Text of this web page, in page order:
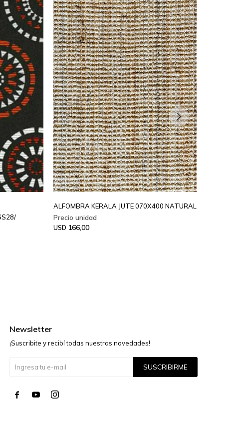
ALFOMBRA KERALA JUTE 070X400 NATURAL
USD 166,00
Newsletter
¡Suscribite y recibí todas nuestras novedades!
SUSCRIBIRME
  